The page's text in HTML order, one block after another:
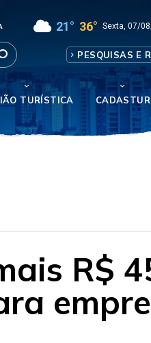
21° 36° Sexta, 07/
PESQUISAS E
TURÍSTICA CADASTUR
R$